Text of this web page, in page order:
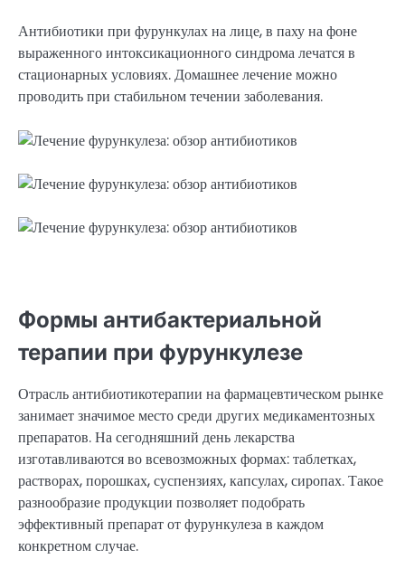
Антибиотики при фурункулах на лице, в паху на фоне
выраженного интоксикационного синдрома лечатся в
стационарных условиях. Домашнее лечение можно
проводить при стабильном течении заболевания.
Формы антибактериальной
терапии при фурункулезе
Отрасль антибиотикотерапии на фармацевтическом рынке
занимает значимое место среди других медикаментозных
препаратов. На сегодняшний день лекарства
изготавливаются во всевозможных формах: таблетках,
растворах, порошках, суспензиях, капсулах, сиропах. Такое
разнообразие продукции позволяет подобрать
эффективный препарат от фурункулеза в каждом
конкретном случае.